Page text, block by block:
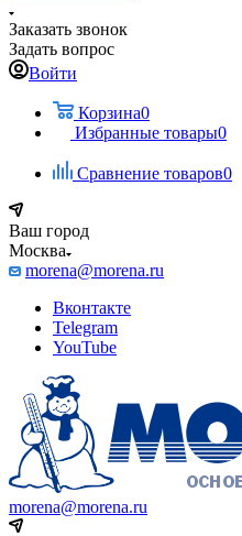
Заказать звонок
Задать вопрос
Войти
Корзина0
Избранные товары0
Сравнение товаров0
Ваш город
Москва
morena@morena.ru
Вконтакте
Telegram
YouTube
morena@morena.ru